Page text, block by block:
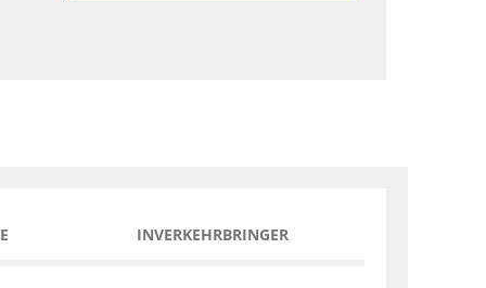
INVERKEHRBRINGER